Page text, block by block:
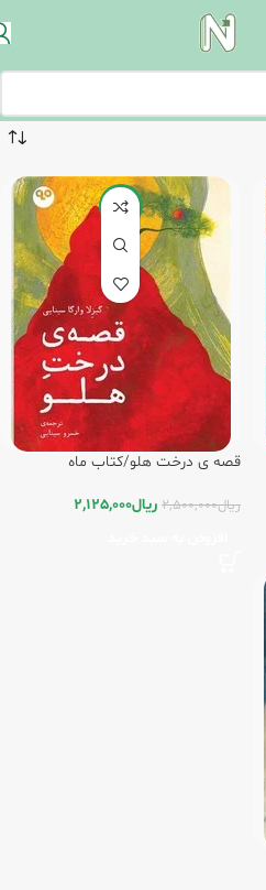
-15%
قصه ی درخت هلو/کتاب ماه
ریال2,500,000 ریال2,125,000